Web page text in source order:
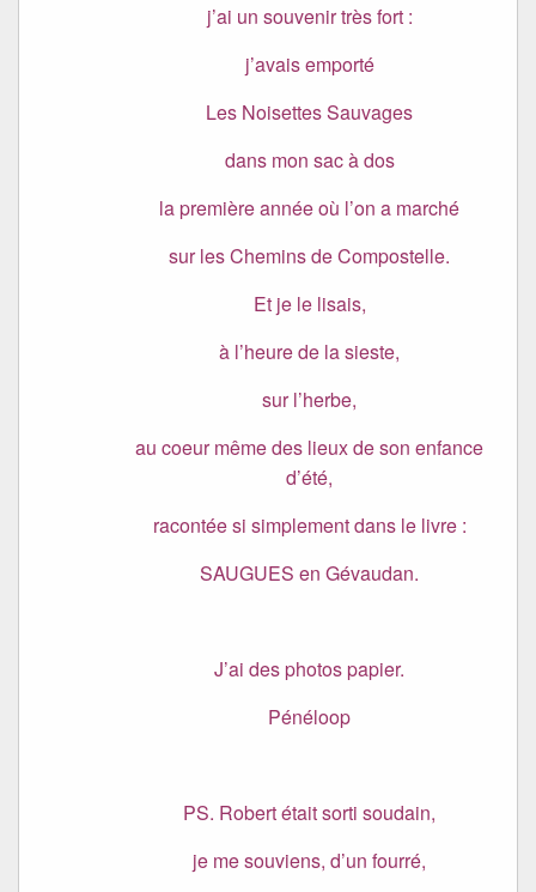
j’ai un souvenir très fort :
j’avais emporté
Les Noisettes Sauvages
dans mon sac à dos
la première année où l’on a marché
sur les Chemins de Compostelle.
Et je le lisais,
à l’heure de la sieste,
sur l’herbe,
au coeur même des lieux de son enfance
d’été,
racontée si simplement dans le livre :
SAUGUES en Gévaudan.
J’ai des photos papier.
Pénéloop
PS. Robert était sorti soudain,
je me souviens, d’un fourré,